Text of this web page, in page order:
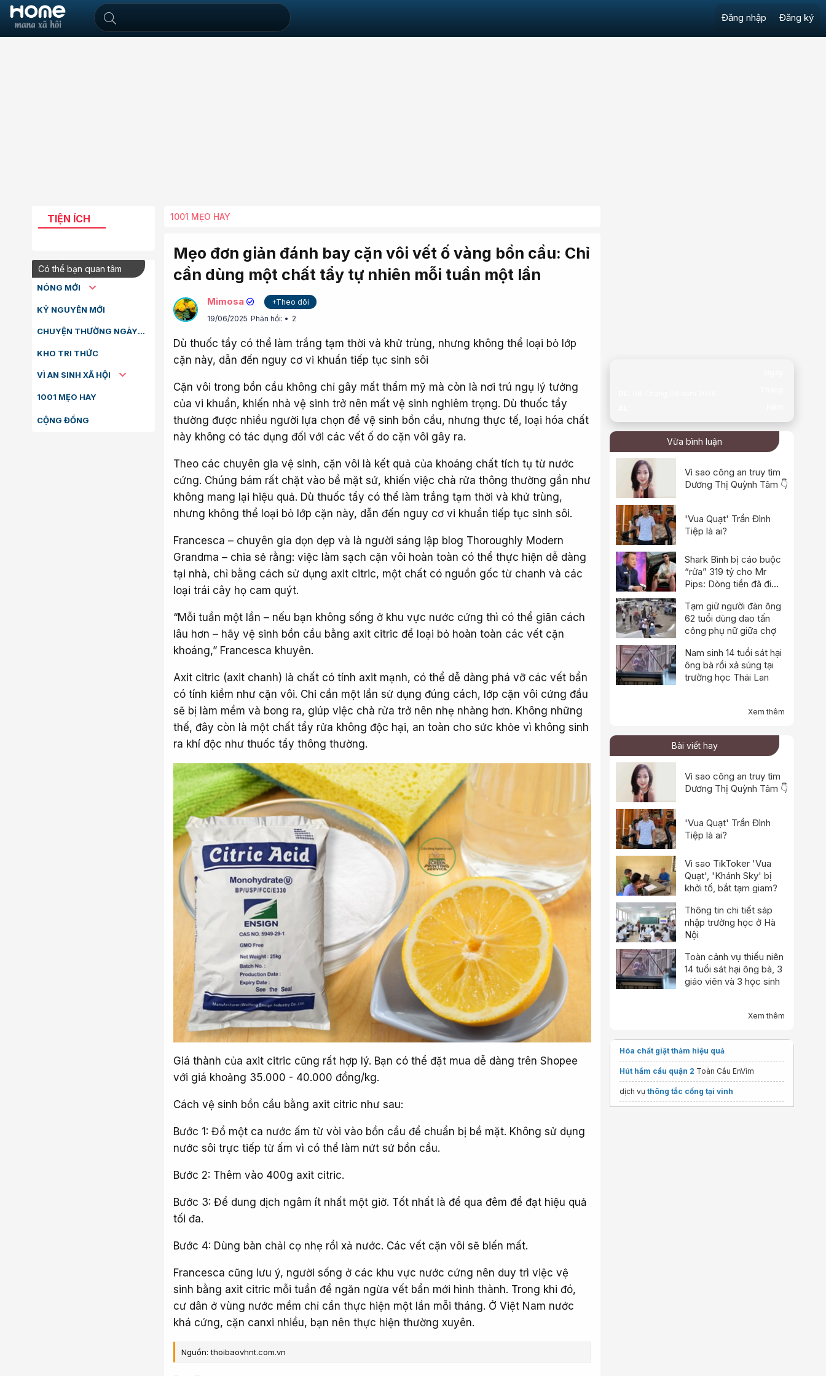
Đăng nhập Đăng ký
TIỆN ÍCH
Có thể bạn quan tâm
NÓNG MỚI
KỶ NGUYÊN MỚI
CHUYỆN THƯỜNG NGÀY
KHO TRI THỨC
VÌ AN SINH XÃ HỘI
1001 MẸO HAY
CỘNG ĐỒNG
1001 MẸO HAY
Mẹo đơn giản đánh bay cặn vôi vết ố vàng bồn cầu: Chỉ
cần dùng một chất tẩy tự nhiên mỗi tuần một lần
Mimosa
+Theo dõi
19/06/2025 Phản hồi: 2
Dù thuốc tẩy có thể làm trắng tạm thời và khử trùng, nhưng không thể loại bỏ lớp
cặn này, dẫn đến nguy cơ vi khuẩn tiếp tục sinh sôi
Cặn vôi trong bồn cầu không chỉ gây mất thẩm mỹ mà còn là nơi trú ngụ lý tưởng
của vi khuẩn, khiến nhà vệ sinh trở nên mất vệ sinh nghiêm trọng. Dù thuốc tẩy
thường được nhiều người lựa chọn để vệ sinh bồn cầu, nhưng thực tế, loại hóa chất
này không có tác dụng đối với các vết ố do cặn vôi gây ra.
Theo các chuyên gia vệ sinh, cặn vôi là kết quả của khoáng chất tích tụ từ nước
cứng. Chúng bám rất chặt vào bề mặt sứ, khiến việc chà rửa thông thường gần như
không mang lại hiệu quả. Dù thuốc tẩy có thể làm trắng tạm thời và khử trùng,
nhưng không thể loại bỏ lớp cặn này, dẫn đến nguy cơ vi khuẩn tiếp tục sinh sôi.
Francesca – chuyên gia dọn dẹp và là người sáng lập blog Thoroughly Modern
Grandma – chia sẻ rằng: việc làm sạch cặn vôi hoàn toàn có thể thực hiện dễ dàng
tại nhà, chỉ bằng cách sử dụng axit citric, một chất có nguồn gốc từ chanh và các
loại trái cây họ cam quýt.
“Mỗi tuần một lần – nếu bạn không sống ở khu vực nước cứng thì có thể giãn cách
lâu hơn – hãy vệ sinh bồn cầu bằng axit citric để loại bỏ hoàn toàn các vết cặn
khoáng,” Francesca khuyên.
Axit citric (axit chanh) là chất có tính axit mạnh, có thể dễ dàng phá vỡ các vết bẩn
có tính kiềm như cặn vôi. Chỉ cần một lần sử dụng đúng cách, lớp cặn vôi cứng đầu
sẽ bị làm mềm và bong ra, giúp việc chà rửa trở nên nhẹ nhàng hơn. Không những
thế, đây còn là một chất tẩy rửa không độc hại, an toàn cho sức khỏe vì không sinh
ra khí độc như thuốc tẩy thông thường.
Giá thành của axit citric cũng rất hợp lý. Bạn có thể đặt mua dễ dàng trên Shopee
với giá khoảng 35.000 - 40.000 đồng/kg.
Cách vệ sinh bồn cầu bằng axit citric như sau:
Bước 1: Đổ một ca nước ấm từ vòi vào bồn cầu để chuẩn bị bề mặt. Không sử dụng
nước sôi trực tiếp từ ấm vì có thể làm nứt sứ bồn cầu.
Bước 2: Thêm vào 400g axit citric.
Bước 3: Để dung dịch ngâm ít nhất một giờ. Tốt nhất là để qua đêm để đạt hiệu quả
tối đa.
Bước 4: Dùng bàn chải cọ nhẹ rồi xả nước. Các vết cặn vôi sẽ biến mất.
Francesca cũng lưu ý, người sống ở các khu vực nước cứng nên duy trì việc vệ
sinh bằng axit citric mỗi tuần để ngăn ngừa vết bẩn mới hình thành. Trong khi đó,
cư dân ở vùng nước mềm chỉ cần thực hiện một lần mỗi tháng. Ở Việt Nam nước
khá cứng, cặn canxi nhiều, bạn nên thực hiện thường xuyên.
Nguồn: thoibaovhnt.com.vn
Vừa bình luận
Vì sao công an truy tìm
Dương Thị Quỳnh Tâm 👇
'Vua Quạt' Trần Đình
Tiệp là ai?
Shark Bình bị cáo buộc
“rửa” 319 tỷ cho Mr
Pips: Dòng tiền đã đi
nào?
Tạm giữ người đàn ông
62 tuổi dùng dao tấn
công phụ nữ giữa chợ
Nam sinh 14 tuổi sát hại
ông bà rồi xả súng tại
trường học Thái Lan
Xem thêm
Bài viết hay
Vì sao công an truy tìm
Dương Thị Quỳnh Tâm 👇
'Vua Quạt' Trần Đình
Tiệp là ai?
Vì sao TikToker 'Vua
Quạt', 'Khánh Sky' bị
khởi tố, bắt tạm giam?
Thông tin chi tiết sáp
nhập trường học ở Hà
Nội
Toàn cảnh vụ thiếu niên
14 tuổi sát hại ông bà, 3
giáo viên và 3 học sinh
Xem thêm
Hóa chất giặt thảm hiệu quả
Hút hầm cầu quận 2 Toàn Cầu EnVim
dịch vụ thông tắc cống tại vinh